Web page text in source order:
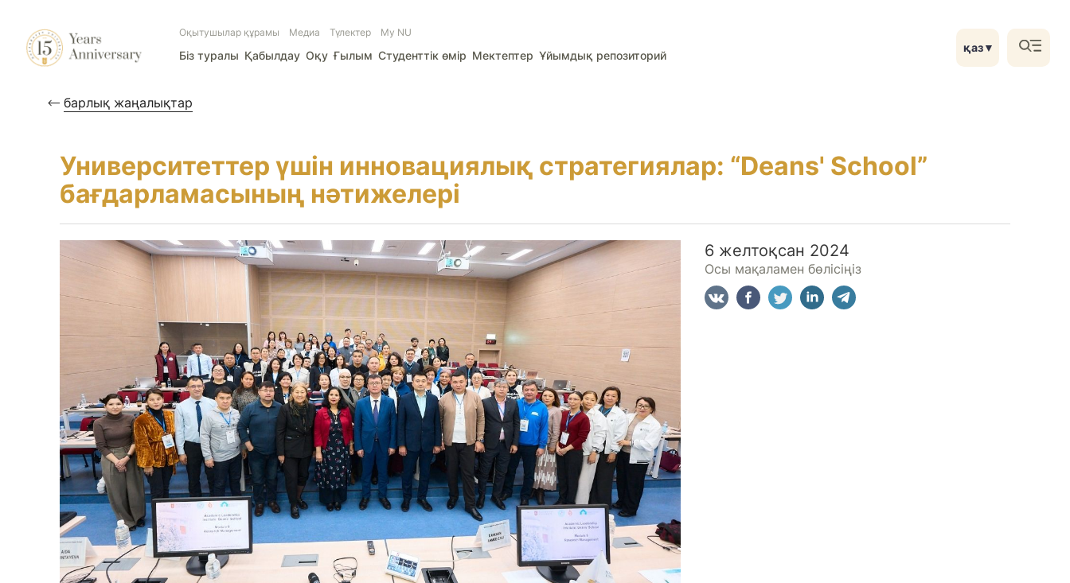
Оқытушылар құрамы Медиа Түлектер My NU
Біз туралы Қабылдау Оқу Ғылым Студенттік өмір Мектептер Ұйымдық репозиторий
қаз▼
барлық жаңалықтар
Университеттер үшін инновациялық стратегиялар: “Deans' School”
бағдарламасының нәтижелері
6 желтоқсан 2024
Осы мақаламен бөлісіңіз